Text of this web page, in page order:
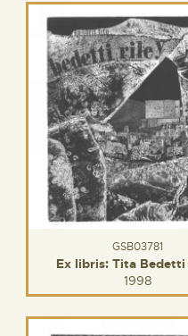
GSB03781
Ex libris: Tita Bedetti
1998